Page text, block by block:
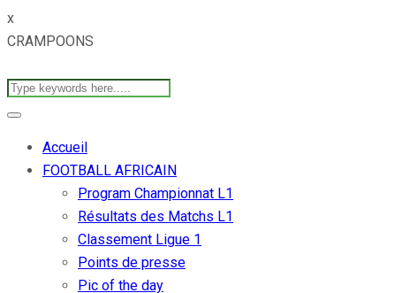
x
CRAMPOONS
Accueil
FOOTBALL AFRICAIN
Program Championnat L1
Résultats des Matchs L1
Classement Ligue 1
Points de presse
Pic of the day